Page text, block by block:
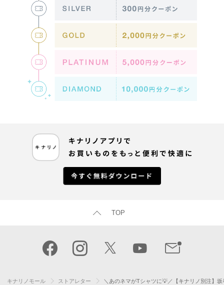
TOP
キナリノモール ストアレター ＼あのネマがTシャツに💡／【キナリノ別注】